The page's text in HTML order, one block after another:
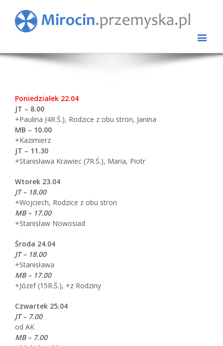
Poniedziałek 22.04
JT – 8.00
+Paulina (4R.Ś.), Rodzice z obu stron, Janina
MB – 10.00
+Kazimierz
JT – 11.30
+Stanisława Krawiec (7R.Ś.), Maria, Piotr
Wtorek 23.04
JT – 18.00
+Wojciech, Rodzice z obu stron
MB – 17.00
+Stanisław Nowosiad
Środa 24.04
JT – 18.00
+Stanisława
MB – 17.00
+Józef (15R.Ś.), +z Rodziny
Czwartek 25.04
JT – 7.00
od AK
MB – 7.00